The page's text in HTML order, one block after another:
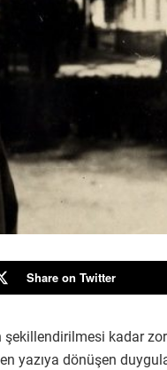
Share on Twitter
şekillendirilmesi kadar
dönüşen